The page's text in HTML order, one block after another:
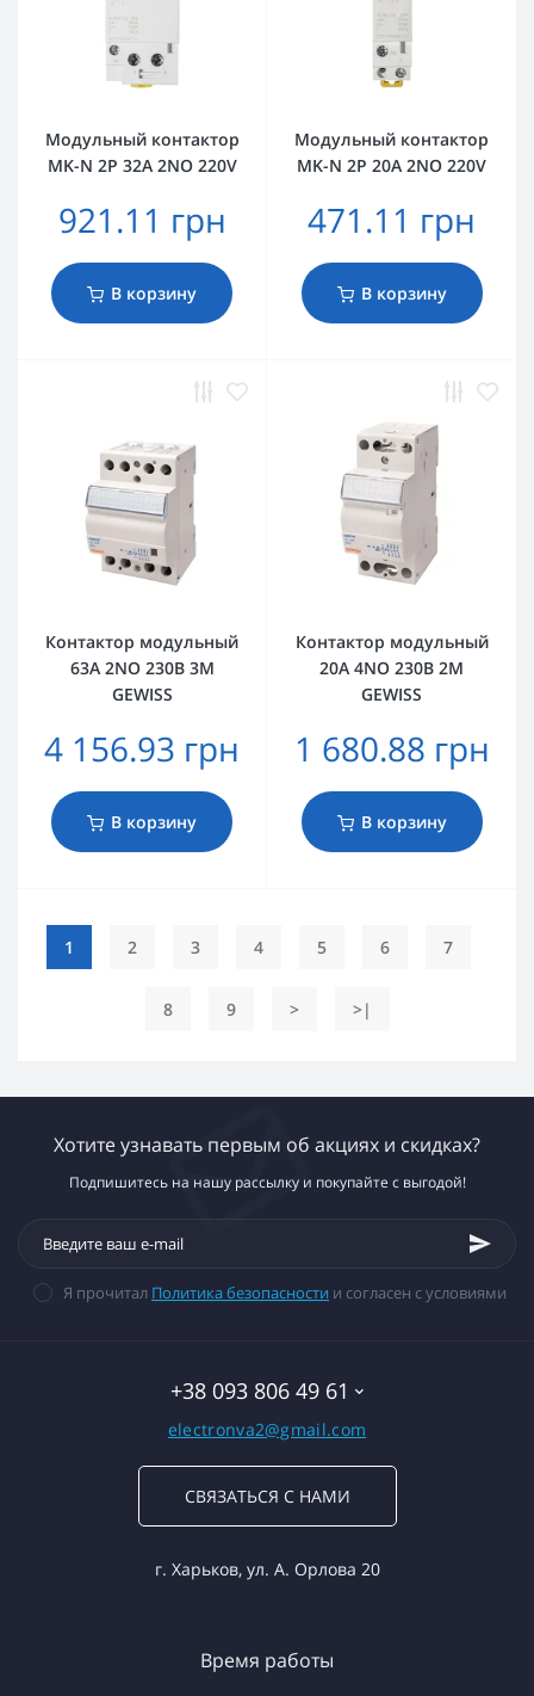
Модульный контактор
MK-N 2P 32A 2NO 220V
921.11 грн
В корзину
Модульный контактор
MK-N 2P 20A 2NO 220V
471.11 грн
В корзину
Контактор модульный
63A 2NO 230B 3M
GEWISS
4 156.93 грн
В корзину
Контактор модульный
20A 4NO 230В 2M
GEWISS
1 680.88 грн
В корзину
1 2 3 4 5 6 7
8 9 > >|
Хотите узнавать первым об акциях и скидках?
Подпишитесь на нашу рассылку и покупайте с выгодой!
Я прочитал Политика безопасности и согласен с условиями
+38 093 806 49 61
electronva2@gmail.com
СВЯЗАТЬСЯ С НАМИ
г. Харьков, ул. А. Орлова 20
Время работы